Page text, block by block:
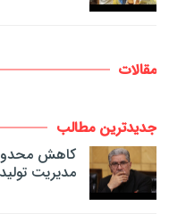
مقالات
جدیدترین مطالب
کاهش
مدیریت